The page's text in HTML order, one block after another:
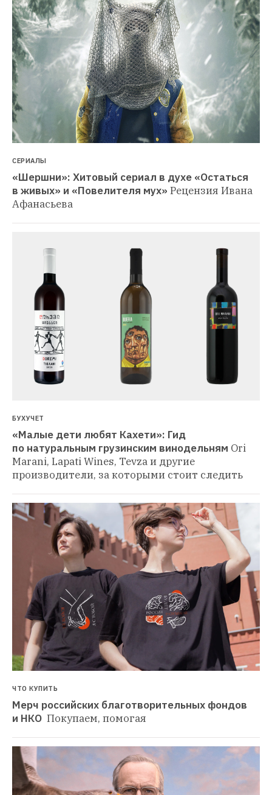
СЕРИАЛЫ
«Шершни»: Хитовый сериал в духе «Остаться
в живых» и «Повелителя мух» Рецензия Ивана
Афанасьева
БУХУЧЕТ
«Малые дети любят Кахети»: Гид
по натуральным грузинским винодельням Ori
Marani, Lapati Wines, Tevza и другие
производители, за которыми стоит следить
ЧТО КУПИТЬ
Мерч российских благотворительных фондов
и НКО Покупаем, помогая